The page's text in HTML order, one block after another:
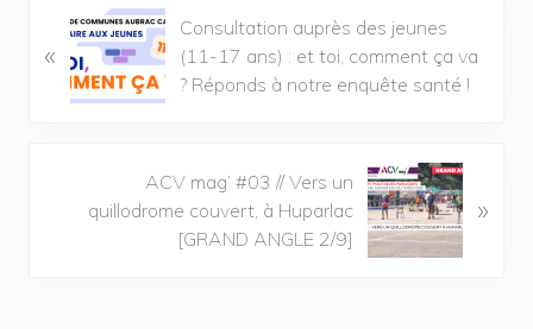
«
Consultation auprès des jeunes
(11-17 ans) : et toi, comment ça va
? Réponds à notre enquête santé !
ACV mag’ #03 // Vers un
quillodrome couvert, à Huparlac
[GRAND ANGLE 2/9]
»